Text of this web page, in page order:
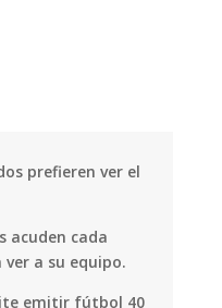
prefieren ver el
acuden cada
a su equipo.
emitir fútbol 40